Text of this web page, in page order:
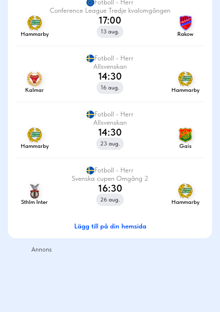
Fotboll - Herr
Conference League Tredje kvalomgången
Hammarby
17:00
13 aug. Rakow
Fotboll - Herr
Allsvenskan
Kalmar
14:30
16 aug. Hammarby
Fotboll - Herr
Allsvenskan
Hammarby
14:30
23 aug. Gais
Fotboll - Herr
Svenska cupen Omgång 2
Sthlm Inter
16:30
26 aug. Hammarby
Lägg till på din hemsida